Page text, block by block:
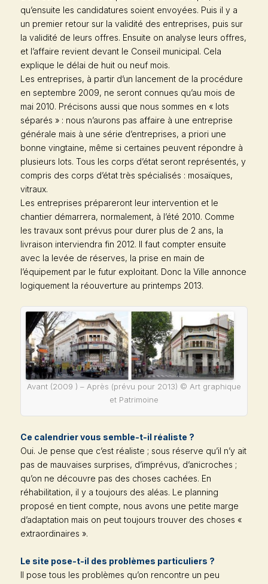
qu’ensuite les candidatures soient envoyées. Puis il y a
un premier retour sur la validité des entreprises, puis sur
la validité de leurs offres. Ensuite on analyse leurs offres,
et l’affaire revient devant le Conseil municipal. Cela
explique le délai de huit ou neuf mois.
Les entreprises, à partir d’un lancement de la procédure
en septembre 2009, ne seront connues qu’au mois de
mai 2010. Précisons aussi que nous sommes en « lots
séparés » : nous n’aurons pas affaire à une entreprise
générale mais à une série d’entreprises, a priori une
bonne vingtaine, même si certaines peuvent répondre à
plusieurs lots. Tous les corps d’état seront représentés, y
compris des corps d’état très spécialisés : mosaïques,
vitraux.
Les entreprises prépareront leur intervention et le
chantier démarrera, normalement, à l’été 2010. Comme
les travaux sont prévus pour durer plus de 2 ans, la
livraison interviendra fin 2012. Il faut compter ensuite
avec la levée de réserves, la prise en main de
l’équipement par le futur exploitant. Donc la Ville annonce
logiquement la réouverture au printemps 2013.
Avant (2009 ) – Après (prévu pour 2013) © Art graphique
et Patrimoine
Ce calendrier vous semble-t-il réaliste ?
Oui. Je pense que c’est réaliste ; sous réserve qu’il n’y ait
pas de mauvaises surprises, d’imprévus, d’anicroches ;
qu’on ne découvre pas des choses cachées. En
réhabilitation, il y a toujours des aléas. Le planning
proposé en tient compte, nous avons une petite marge
d’adaptation mais on peut toujours trouver des choses «
extraordinaires ».
Le site pose-t-il des problèmes particuliers ?
Il pose tous les problèmes qu’on rencontre un peu